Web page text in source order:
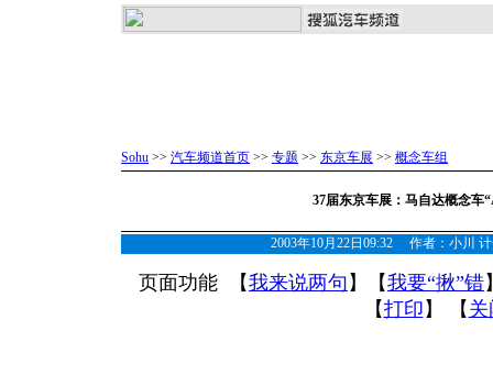
Sohu >> 汽车频道首页 >> 专题 >> 东京车展 >> 概念车组
37届东京车展：马自达概念车
2003年10月22日09:32 作者：小川
页面功能 【我来说两句 】【我要“揪”错
【打印 】 【 关